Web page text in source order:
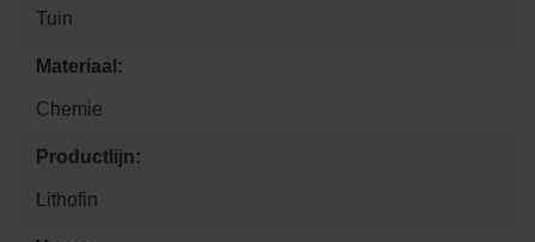
Tuin
Materiaal:
Chemie
Productlijn:
Lithofin